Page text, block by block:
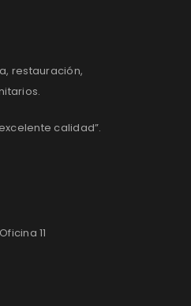
restauración,
calidad”.
11